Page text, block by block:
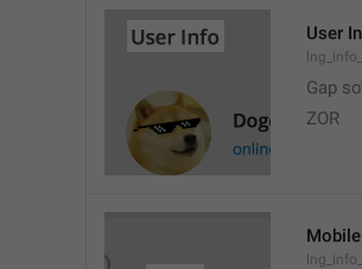
User
Gap
ZOR
Mobile